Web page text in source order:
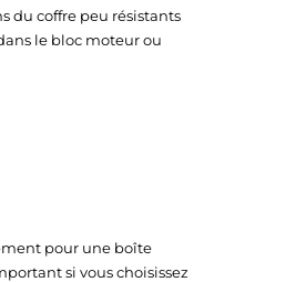
du coffre peu résistants
le bloc moteur ou
pour une boîte
si vous choisissez